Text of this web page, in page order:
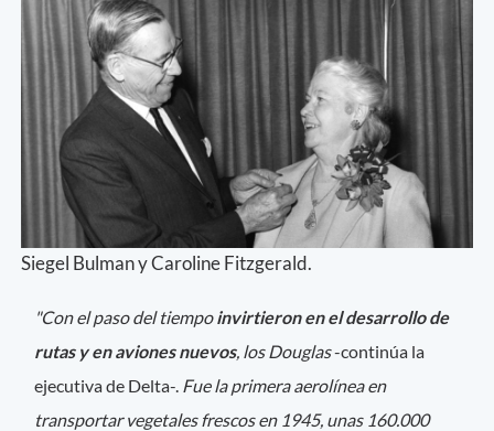
Siegel Bulman y Caroline Fitzgerald.
"Con el paso del tiempoinvirtieron en el desarrollo de
rutas y en aviones nuevos, los Douglas-continúa la
ejecutiva de Delta-. Fue la primera aerolínea en
transportar vegetales frescos en 1945, unas 160.000